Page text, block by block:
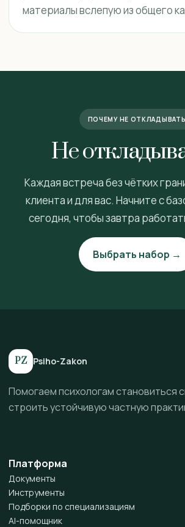
материалы вслепую из общего
ПОЧЕМУ НЕ ОТКЛАДЫВАТЬ
Не
Каждая встреча без чётких
клиента и для вас. Начните с
сегодня, чтобы завтра
Выбрать набор →
PZ Psiho-Zakon
Помогаем психологам становиться
строить устойчивую частную
Платформа
Документы
Инструменты
Подборки по специализациям
AI-помощник